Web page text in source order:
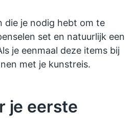
die je nodig hebt om te
set en natuurlijk een
je eenmaal deze items bij
met je kunstreis.
je eerste